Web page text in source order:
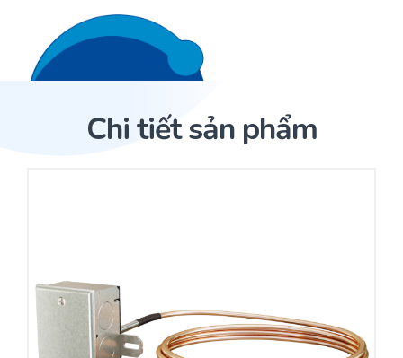
Trang Chủ
Nhà phân phối cảm biến
Nhà sản xuất thiết bị điều khiển
Dự án
Bài viết
Chi tiết sản phẩm